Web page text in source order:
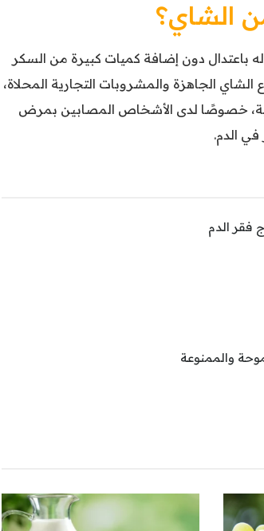
الشاي؟
باعتدال دون إضافة كميات كبيرة من السكر
الجاهزة والمشروبات التجارية المحلاة،
خصوصًا لدى الأشخاص المصابين بمرض
الدم.
فقر الدم
والممنوعة